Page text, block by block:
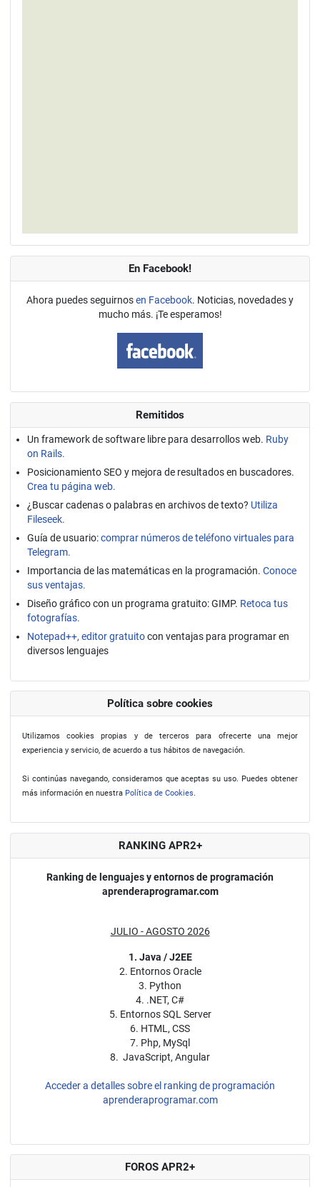
En Facebook!
Ahora puedes seguirnosen Facebook. Noticias, novedades y
mucho más. ¡Te esperamos!
Remitidos
Un framework de software libre para desarrollos web. Ruby
on Rails.
Posicionamiento SEO y mejora de resultados en buscadores.
Crea tu página web.
¿Buscar cadenas o palabras en archivos de texto? Utiliza
Fileseek.
Guía de usuario:comprar números de teléfono virtuales para
Telegram.
Importancia de las matemáticas en la programación. Conoce
sus ventajas.
Diseño gráfico con un programa gratuito: GIMP. Retoca tus
fotografías.
Notepad++, editor gratuitocon ventajas para programar en
diversos lenguajes
Política sobre cookies
Utilizamos cookies propias y de terceros para ofrecerte una mejor
experiencia y servicio, de acuerdo a tus hábitos de navegación.
Si continúas navegando, consideramos que aceptas su uso. Puedes obtener
más información en nuestra Política de Cookies.
RANKING APR2+
Ranking de lenguajes y entornos de programación
aprenderaprogramar.com
JULIO - AGOSTO 2026
1. Java / J2EE
2. Entornos Oracle
3. Python
4. .NET, C#
5. Entornos SQL Server
6. HTML, CSS
7. Php, MySql
8. JavaScript, Angular
Acceder a detalles sobre el ranking de programación
aprenderaprogramar.com
FOROS APR2+